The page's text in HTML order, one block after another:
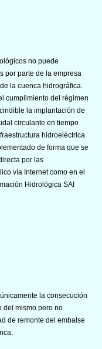
no puede
por parte de la empresa
la cuenca hidrográfica.
cumplimiento del régimen
la implantación de
circulante en tiempo
hidroeléctrica
de forma que se
por las
vía Internet como en el
Hidrológica SAI
la consecución
del mismo pero no
de remonte del embalse